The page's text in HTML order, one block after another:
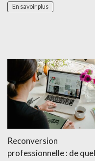
En savoir plus
Reconversion
professionnelle : de